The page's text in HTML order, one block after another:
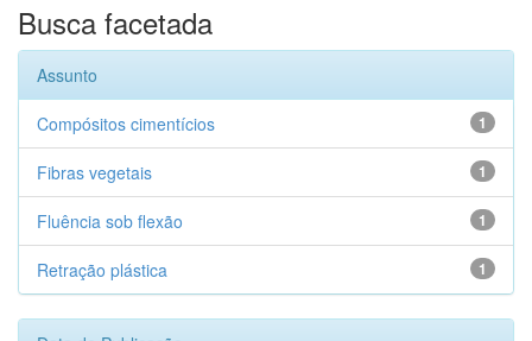
Busca facetada
Assunto
1
Compósitos cimentícios
1
Fibras vegetais
1
Fluência sob flexão
1
Retração plástica